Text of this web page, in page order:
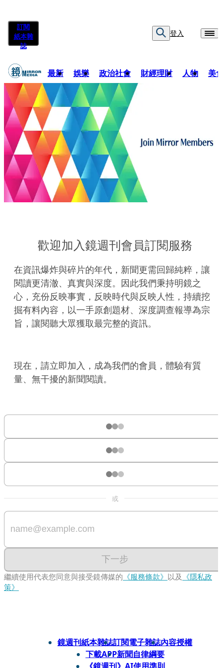
訂閱
紙本雜
誌
登入
最新 娛樂 政治社會 財經理財 人物 美
歡迎加入鏡週刊會員訂閱服務
在資訊爆炸與碎片的年代，新聞更需回歸純粹，讓
閱讀更清澈、真實與深度。因此我們秉持明鏡之
心，充份反映事實，反映時代與反映人性，持續挖
掘有料內容，以一手原創題材、深度調查報導為宗
旨，讓閱聽大眾獲取最完整的資訊。
現在，請立即加入，成為我們的會員，體驗有質
量、無干擾的新聞閱讀。
或
下一步
繼續使用代表您同意與接受鏡傳媒的 《服務條款》 以及 《隱私政
策》
鏡週刊紙本雜誌訂閱電子雜誌內容授權
下載APP新聞自律綱要